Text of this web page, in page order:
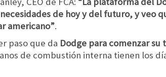
de hoy y del futuro, y veo
americano”.
paso que da Dodge para comenzar
de combustión interna tienen los